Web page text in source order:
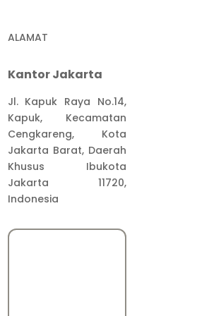
ALAMAT
Kantor Jakarta
Jl. Kapuk Raya No.14,
Kapuk, Kecamatan
Cengkareng, Kota
Jakarta Barat, Daerah
Khusus Ibukota
Jakarta 11720,
Indonesia